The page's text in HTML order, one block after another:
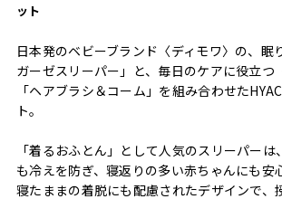
ット
日本発のベビーブランド〈ディモワ〉の、眠
ガーゼスリーパー」と、毎日のケアに役立つ
「ヘアブラシ＆コーム」を組み合わせた
ト。
「着るおふとん」として人気のスリーパー
も冷えを防ぎ、寝返りの多い赤ちゃんにも安
寝たままの着脱にも配慮されたデザインで、